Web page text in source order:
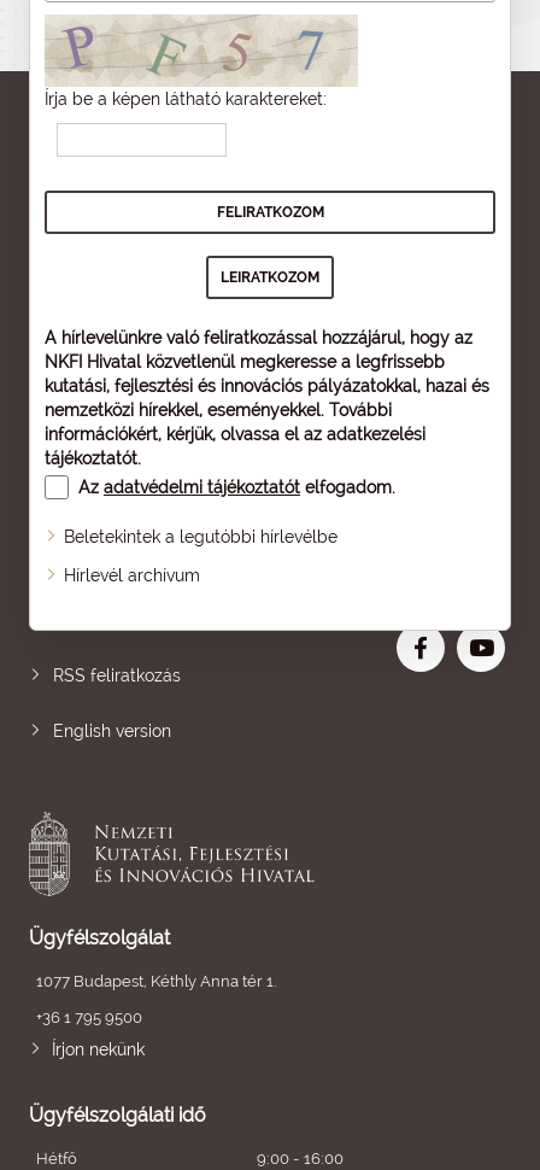
Írja be a képen látható karaktereket:
A hírlevelünkre való feliratkozással hozzájárul, hogy az
NKFI Hivatal közvetlenül megkeresse a legfrissebb
kutatási, fejlesztési és innovációs pályázatokkal, hazai és
nemzetközi hírekkel, eseményekkel. További
információkért, kérjük, olvassa el az adatkezelési
tájékoztatót.
Az adatvédelmi tájékoztatót elfogadom.
Beletekintek a legutóbbi hírlevélbe
Hírlevél archívum
Oldaltérkép
RSS feliratkozás
English version
Ügyfélszolgálat
1077 Budapest, Kéthly Anna tér 1.
+36 1 795 9500
Írjon nekünk
Ügyfélszolgálati idő
Hétfő 9:00 - 16:00